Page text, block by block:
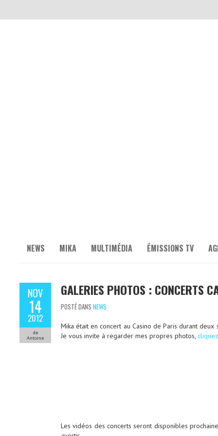
NEWS MIKA MULTIMÉDIA ÉMISSIONS TV
NOV
14
2012
de
Antoine
GALERIES PHOTOS : CONCERTS
POSTÉ DANS NEWS
Mika était en concert au Casino de Paris durant
Je vous invite à regarder mes propres photos,
Les vidéos des concerts seront disponibles